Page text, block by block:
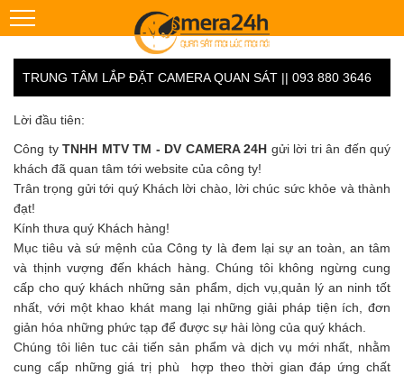
TRUNG TÂM LẮP ĐẶT CAMERA QUAN SÁT || 093 880 3646
Lời đầu tiên:
Công ty TNHH MTV TM - DV CAMERA 24H gửi lời tri ân đến quý
khách đã quan tâm tới website của công ty!
Trân trọng gửi tới quý Khách lời chào, lời chúc sức khỏe và thành
đạt!
Kính thưa quý Khách hàng!
Mục tiêu và sứ mệnh của Công ty là đem lại sự an toàn, an tâm
và thịnh vượng đến khách hàng. Chúng tôi không ngừng cung
cấp cho quý khách những sản phẩm, dịch vụ,quản lý an ninh tốt
nhất, với một khao khát mang lại những giải pháp tiện ích, đơn
giản hóa những phức tạp để được sự hài lòng của quý khách.
Chúng tôi liên tuc cải tiến sản phẩm và dịch vụ mới nhất, nhằm
cung cấp những giá trị phù hợp theo thời gian đáp ứng chất